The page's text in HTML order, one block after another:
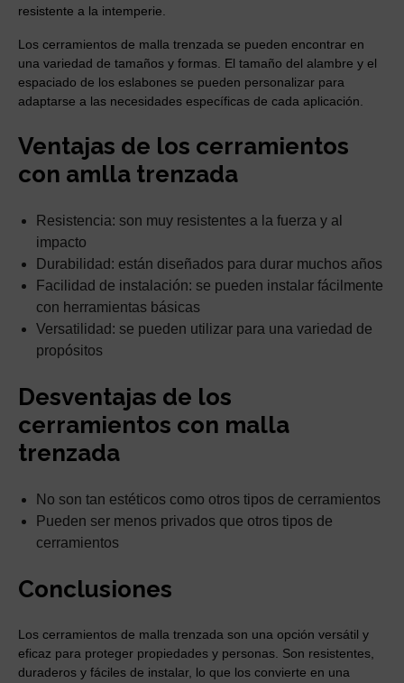
resistente a la intemperie.
Los cerramientos de malla trenzada se pueden encontrar en
una variedad de tamaños y formas. El tamaño del alambre y el
espaciado de los eslabones se pueden personalizar para
adaptarse a las necesidades específicas de cada aplicación.
Ventajas de los cerramientos
con amlla trenzada
Resistencia: son muy resistentes a la fuerza y al
impacto
Durabilidad: están diseñados para durar muchos años
Facilidad de instalación: se pueden instalar fácilmente
con herramientas básicas
Versatilidad: se pueden utilizar para una variedad de
propósitos
Desventajas de los
cerramientos con malla
trenzada
No son tan estéticos como otros tipos de cerramientos
Pueden ser menos privados que otros tipos de
cerramientos
Conclusiones
Los cerramientos de malla trenzada son una opción versátil y
eficaz para proteger propiedades y personas. Son resistentes,
duraderos y fáciles de instalar, lo que los convierte en una